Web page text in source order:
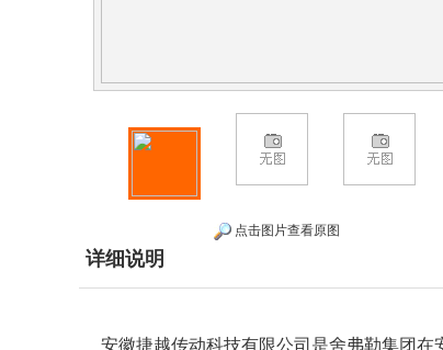
点击图片查看原图
详细说明
安徽捷越传动科技有限公司 是舍弗勒集团在